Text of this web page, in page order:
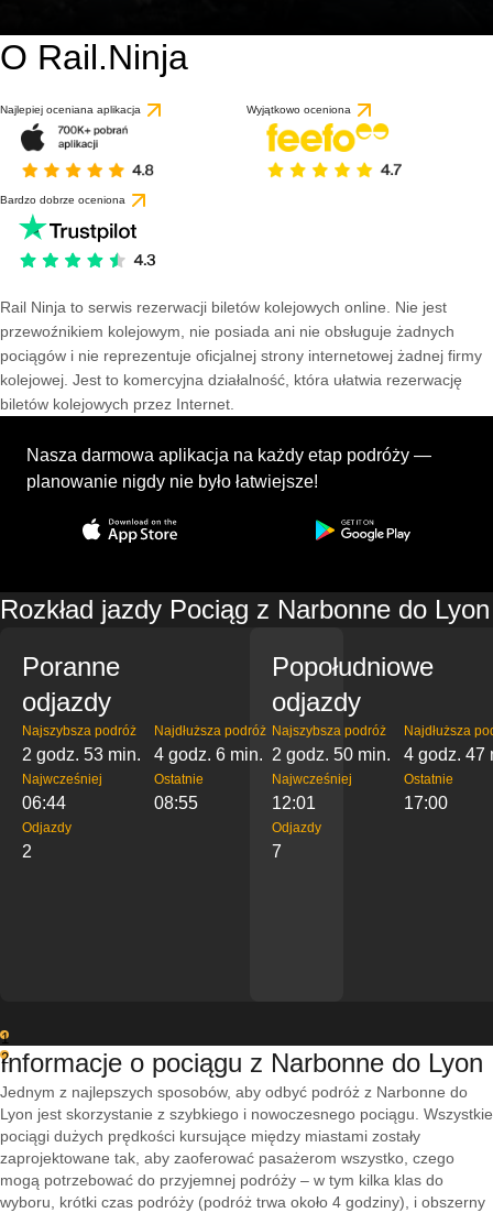
O Rail.Ninja
Najlepiej oceniana aplikacja Wyjątkowo oceniona
Bardzo dobrze oceniona
Rail Ninja to serwis rezerwacji biletów kolejowych online. Nie jest
przewoźnikiem kolejowym, nie posiada ani nie obsługuje żadnych
pociągów i nie reprezentuje oficjalnej strony internetowej żadnej firmy
kolejowej. Jest to komercyjna działalność, która ułatwia rezerwację
biletów kolejowych przez Internet.
Nasza darmowa aplikacja na każdy etap podróży —
planowanie nigdy nie było łatwiejsze!
Rozkład jazdy Pociąg z Narbonne do Lyon
Poranne
odjazdy
Najszybsza podróż
2 godz. 53 min.
Najdłuższa podróż
4 godz. 6 min.
Najwcześniej
06:44
Ostatnie
08:55
Odjazdy
2
Popołudniowe
odjazdy
Najszybsza podróż
2 godz. 50 min.
Najdłuższa
4 godz. 47
Najwcześniej
12:01
Ostatnie
17:00
Odjazdy
7
1
2
Informacje o pociągu z Narbonne do Lyon
Jednym z najlepszych sposobów, aby odbyć podróż z Narbonne do
Lyon jest skorzystanie z szybkiego i nowoczesnego pociągu. Wszystkie
pociągi dużych prędkości kursujące między miastami zostały
zaprojektowane tak, aby zaoferować pasażerom wszystko, czego
mogą potrzebować do przyjemnej podróży – w tym kilka klas do
wyboru, krótki czas podróży (podróż trwa około 4 godziny), i obszerny